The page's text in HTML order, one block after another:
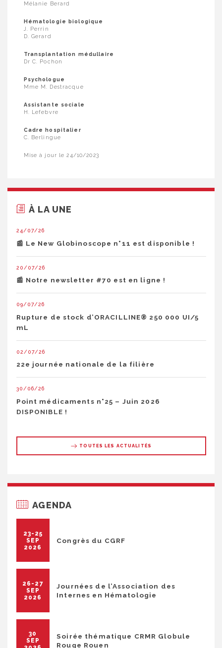
Mélanie Berard
Hématologie biologique
J. Perrin
D. Gerard
Transplantation médullaire
Dr C. Pochon
Psychologue
Mme M. Destracque
Assistante sociale
H. Lefebvre
Cadre hospitalier
C. Berlingue
Mise à jour le 24/10/2023
À LA UNE
24/07/26
📰 Le New Globinoscope n°11 est disponible !
20/07/26
📰 Notre newsletter #70 est en ligne !
09/07/26
Rupture de stock d’ORACILLINE® 250 000 UI/5
mL
02/07/26
22e journée nationale de la filière
30/06/26
Point médicaments n°25 – Juin 2026
DISPONIBLE !
TOUTES LES ACTUALITÉS
AGENDA
23-25
SEP
2026
Congrès du CGRF
26-27
SEP
2026
Journées de l’Association des
Internes en Hématologie
30
SEP
Soirée thématique CRMR Globule
Rouge Rouen